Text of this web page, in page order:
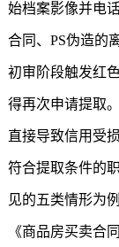
始档案影像并电
合同、PS伪造的
初审阶段触发红
得再次申请提取
直接导致信用受
符合提取条件的
见的五类情形为
《商品房买卖合